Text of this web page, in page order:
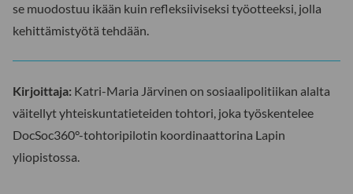
se muodostuu ikään kuin refleksiiviseksi työotteeksi, jolla
kehittämistyötä tehdään.
Kirjoittaja: Katri-Maria Järvinen on sosiaalipolitiikan alalta
väitellyt yhteiskuntatieteiden tohtori, joka työskentelee
DocSoc360°-tohtoripilotin koordinaattorina Lapin
yliopistossa.